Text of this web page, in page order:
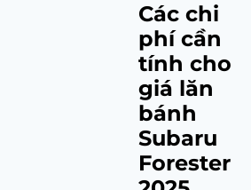
Các chi
phí cần
tính cho
giá lăn
bánh
Subaru
Forester